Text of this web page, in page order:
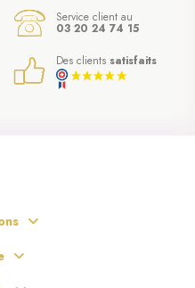
Service client au
03 20 24 74 15
Des clients satisfaits